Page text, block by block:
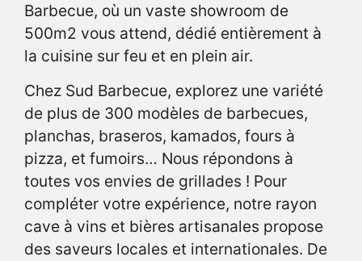
Barbecue, où un vaste showroom de
500m2 vous attend, dédié entièrement à
la cuisine sur feu et en plein air.
Chez Sud Barbecue, explorez une variété
de plus de 300 modèles de barbecues,
planchas, braseros, kamados, fours à
pizza, et fumoirs… Nous répondons à
toutes vos envies de grillades ! Pour
compléter votre expérience, notre rayon
cave à vins et bières artisanales propose
des saveurs locales et internationales. De